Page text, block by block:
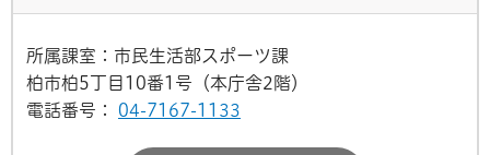
所属課室：市民生活部スポーツ課
柏市柏5丁目10番1号（本庁舎2階）
電話番号：
04-7167-1133